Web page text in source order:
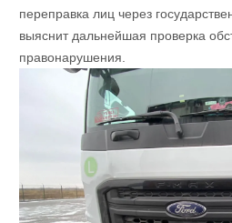
переправка лиц через
выяснит дальнейшая проверка
правонарушения.